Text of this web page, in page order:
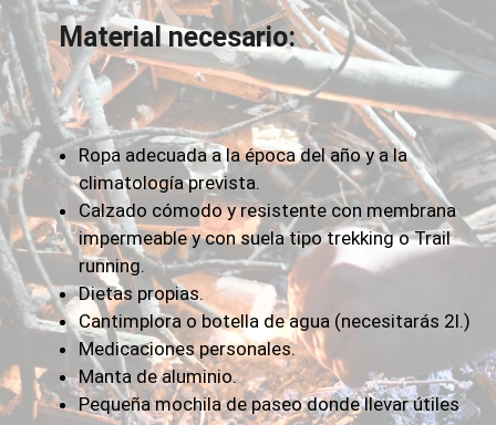
Material necesario:
Ropa adecuada a la época del año y a la
climatología prevista.
Calzado cómodo y resistente con membrana
impermeable y con suela tipo trekking o Trail
running.
Dietas propias.
Cantimplora o botella de agua (necesitarás 2l.)
Medicaciones personales.
Manta de aluminio.
Pequeña mochila de paseo donde llevar útiles